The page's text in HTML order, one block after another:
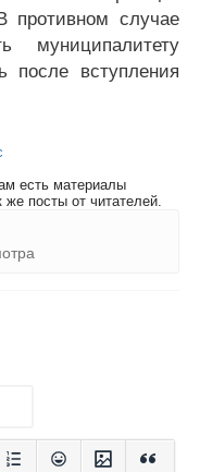
противном случае
муниципалитету
после вступления
есть материалы
посты от читателей.